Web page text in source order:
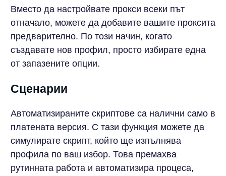
Вместо да настройвате прокси всеки път
отначало, можете да добавите вашите проксита
предварително. По този начин, когато
създавате нов профил, просто избирате една
от запазените опции.
Сценарии
Автоматизираните скриптове са налични само в
платената версия. С тази функция можете да
симулирате скрипт, който ще изпълнява
профила по ваш избор. Това премахва
рутинната работа и автоматизира процеса,